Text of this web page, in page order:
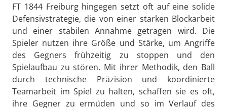
FT 1844 Freiburg hingegen setzt oft auf eine solide
Defensivstrategie, die von einer starken Blockarbeit
und einer stabilen Annahme getragen wird. Die
Spieler nutzen ihre Größe und Stärke, um Angriffe
des Gegners frühzeitig zu stoppen und den
Spielaufbau zu stören. Mit ihrer Methodik, den Ball
durch technische Präzision und koordinierte
Teamarbeit im Spiel zu halten, schaffen sie es oft,
ihre Gegner zu ermüden und so im Verlauf des